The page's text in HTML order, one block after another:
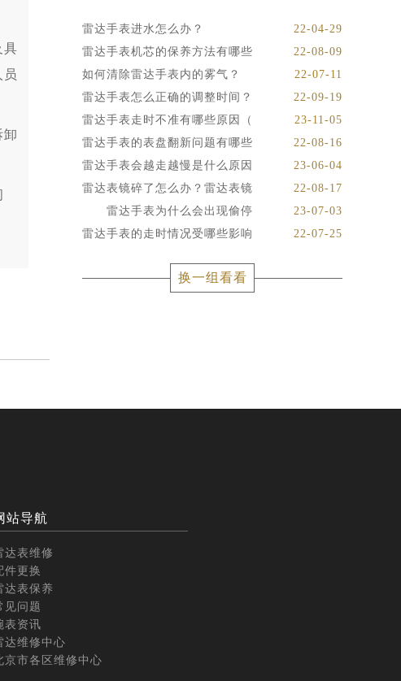
具
雷达手表进水怎么办？
22-04-29
雷达手表机芯的保养方法有哪些
22-08-09
如何清除雷达手表内的雾气？
22-07-11
雷达手表怎么正确的调整时间？
22-09-19
雷达手表走时不准有哪些原因（
23-11-05
雷达手表的表盘翻新问题有哪些
22-08-16
雷达手表会越走越慢是什么原因
23-06-04
雷达表镜碎了怎么办？雷达表镜
22-08-17
雷达手表为什么会出现偷停
23-07-03
雷达手表的走时情况受哪些影响
22-07-25
换一组看看
站导航
达表维修
件更换
达表保养
见问题
表资讯
达维修中心
京市各区维修中心